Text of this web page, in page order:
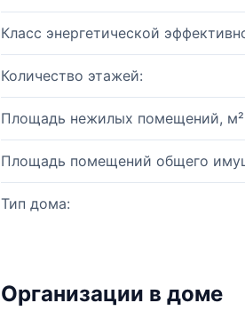
Класс энергетической
Количество этажей:
Площадь нежилых помещений,
Площадь помещений общего
Тип дома:
Организации в доме